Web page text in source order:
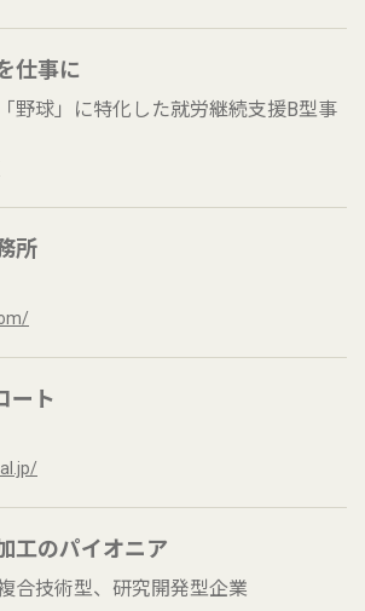
仕事に
野球」に特化した就労継続支援B型事
所
ート
工のパイオニア
合技術型、研究開発型企業